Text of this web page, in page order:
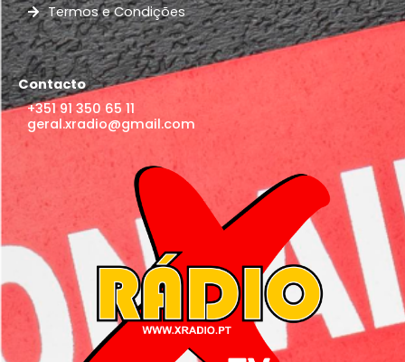
Termos e Condições
Contacto
+351 91 350 65 11
geral.xradio@gmail.com